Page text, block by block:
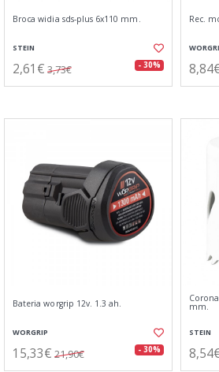
Broca widia sds-plus 6x110 mm.
STEIN
2,61€ 3,73€ - 30%
Rec.
Bateria worgrip 12v. 1.3 ah.
WORGRIP
15,33€ 21,90€ - 30%
mm.
STEIN